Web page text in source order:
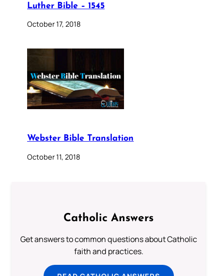
Luther Bible – 1545
October 17, 2018
Webster Bible Translation
October 11, 2018
Catholic Answers
Get answers to common questions about Catholic
faith and practices.